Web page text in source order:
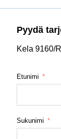
Pyydä
Etunimi
Sukunimi